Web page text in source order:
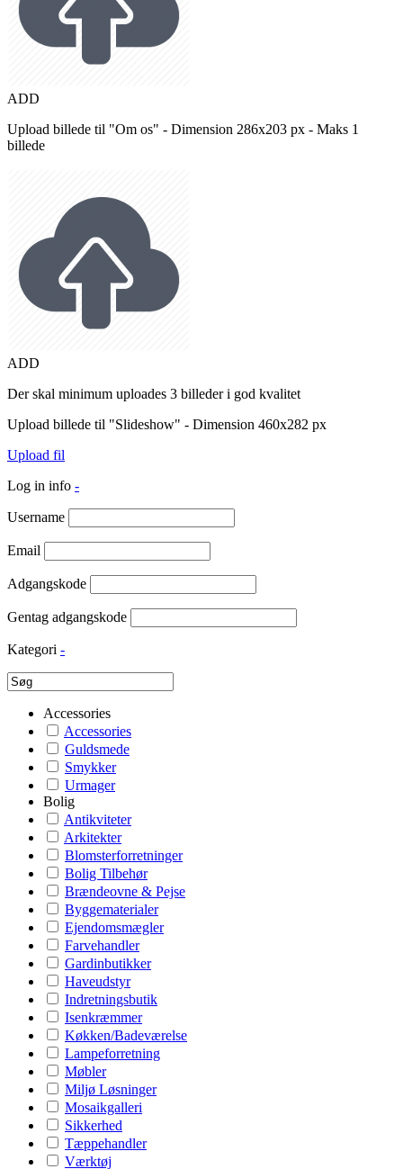
ADD
Upload billede til "Om os" - Dimension 286x203 px - Maks 1
billede
ADD
Der skal minimum uploades 3 billeder i god kvalitet
Upload billede til "Slideshow" - Dimension 460x282 px
Upload fil
Log in info -
Username
Email
Adgangskode
Gentag adgangskode
Kategori -
Accessories
Accessories
Guldsmede
Smykker
Urmager
Bolig
Antikviteter
Arkitekter
Blomsterforretninger
Bolig Tilbehør
Brændeovne & Pejse
Byggematerialer
Ejendomsmægler
Farvehandler
Gardinbutikker
Haveudstyr
Indretningsbutik
Isenkræmmer
Køkken/Badeværelse
Lampeforretning
Møbler
Miljø Løsninger
Mosaikgalleri
Sikkerhed
Tæppehandler
Værktøj